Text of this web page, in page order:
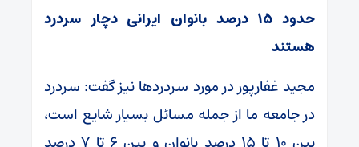
حدود ۱۵ درصد بانوان ایرانی دچار سردرد
هستند
مجید غفارپور در مورد سردرد‌ها نیز گفت: سردرد
در جامعه ما از جمله مسائل بسیار شایع است،